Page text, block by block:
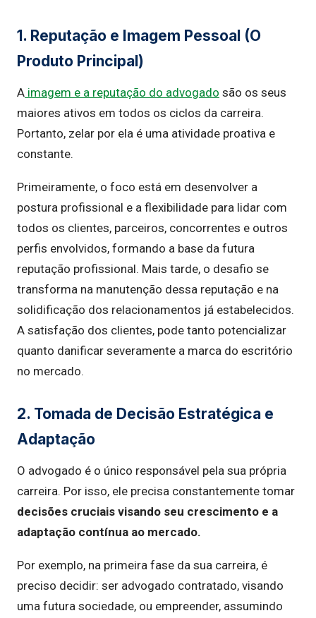
1. Reputação e Imagem Pessoal (O
Produto Principal)
A imagem e a reputação do advogado são os seus
maiores ativos em todos os ciclos da carreira.
Portanto, zelar por ela é uma atividade proativa e
constante.
Primeiramente, o foco está em desenvolver a
postura profissional e a flexibilidade para lidar com
todos os clientes, parceiros, concorrentes e outros
perfis envolvidos, formando a base da futura
reputação profissional. Mais tarde, o desafio se
transforma na manutenção dessa reputação e na
solidificação dos relacionamentos já estabelecidos.
A satisfação dos clientes, pode tanto potencializar
quanto danificar severamente a marca do escritório
no mercado.
2. Tomada de Decisão Estratégica e
Adaptação
O advogado é o único responsável pela sua própria
carreira. Por isso, ele precisa constantemente tomar
decisões cruciais visando seu crescimento e a
adaptação contínua ao mercado.
Por exemplo, na primeira fase da sua carreira, é
preciso decidir: ser advogado contratado, visando
uma futura sociedade, ou empreender, assumindo